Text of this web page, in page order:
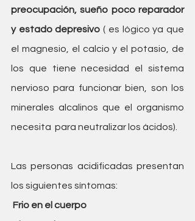
preocupación, sueño poco reparador
y estado depresivo ( es lógico ya que
el magnesio, el calcio y el potasio, de
los que tiene necesidad el sistema
nervioso para funcionar bien, son los
minerales alcalinos que el organismo
necesita  para neutralizar los ácidos).
Las personas acidificadas presentan
los siguientes síntomas:
Frio en el cuerpo